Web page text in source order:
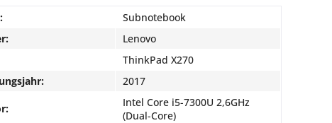
Subnotebook
Lenovo
ThinkPad X270
2017
Intel Core i5-7300U 2,6GHz
(Dual-Core)